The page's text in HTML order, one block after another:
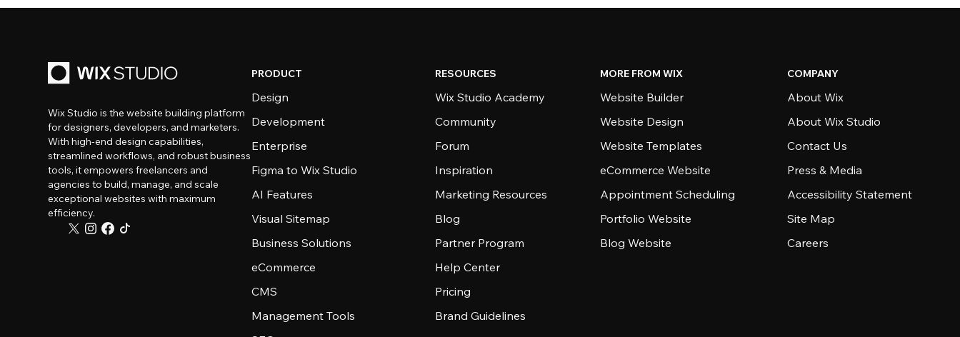
Wix Studio is the website building platform
for designers, developers, and marketers.
With high-end design capabilities,
streamlined workflows, and robust business
tools, it empowers freelancers and
agencies to build, manage, and scale
exceptional websites with maximum
efficiency.
PRODUCT
Design
Development
Enterprise
Figma to Wix Studio
AI Features
Visual Sitemap
Business Solutions
eCommerce
CMS
Management Tools
RESOURCES
Wix Studio Academy
Community
Forum
Inspiration
Marketing Resources
Blog
Partner Program
Help Center
Pricing
Brand Guidelines
MORE FROM WIX
Website Builder
Website Design
Website Templates
eCommerce Website
Appointment Scheduling
Portfolio Website
Blog Website
COMPANY
About Wix
About Wix Studio
Contact Us
Press & Media
Accessibility Statement
Site Map
Careers